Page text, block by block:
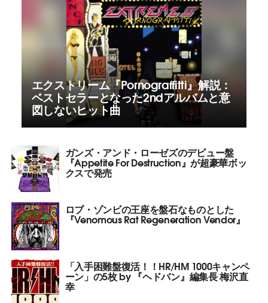
エクストリーム『Pornograffitti』解説：
ベストセラーとなった2ndアルバムと意
図しないヒット曲
ガンズ・アンド・ローゼズのデビュー盤
『Appetite For Destruction』が超豪華ボッ
クスで発売
ロブ・ゾンビの王座を盤石なものとした
『Venomous Rat Regeneration Vendor』
「入手困難盤復活！！HR/HM 1000キャンペ
ーン」の5枚 by 『ヘドバン』編集長 梅沢直
幸